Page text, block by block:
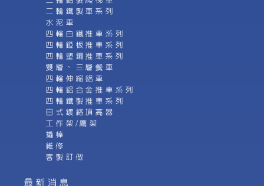
二輪鐵製車系列
水泥車
四輪白鐵推車系列
四輪錏板推車系列
四輪塑鋼推車系列
雙層、三層餐車
四輪伸縮鋁車
四輪鋁合金推車系列
四輪鐵製推車系列
日式鍍絡頂高器
工作架/鷹架
撬棒
維修
客製訂做
最新消息